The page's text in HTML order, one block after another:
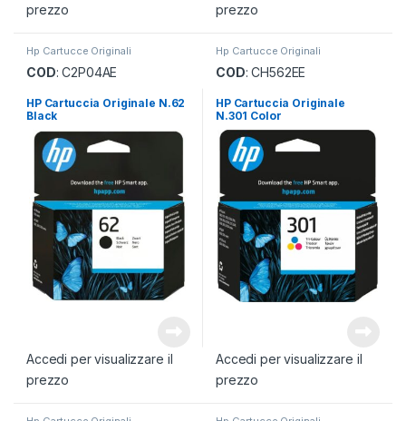
prezzo
prezzo
Hp Cartucce Originali
COD: C2P04AE
HP Cartuccia Originale N.62
Black
Accedi per visualizzare il
prezzo
Hp Cartucce Originali
COD: CH562EE
HP Cartuccia Originale
N.301 Color
Accedi per visualizzare il
prezzo